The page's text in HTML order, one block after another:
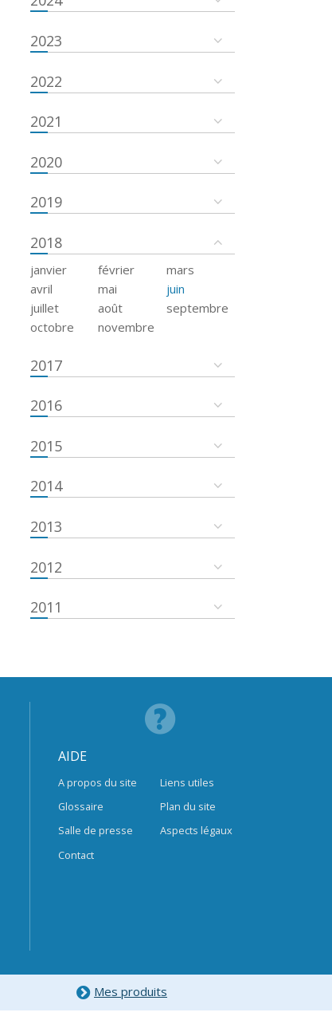
2023
2022
2021
2020
2019
2018
janvier février
mars
avril
mai
juin
juillet
août
septembre
octobre
novembre
2017
2016
2015
2014
2013
2012
2011
AIDE
A propos du site
Glossaire
Salle de presse
Contact
Liens utiles
Plan du site
Aspects légaux
Mes produits